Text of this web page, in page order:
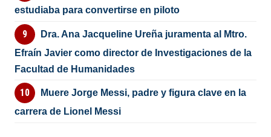
estudiaba para convertirse en piloto
Dra. Ana Jacqueline Ureña juramenta al Mtro.
Efraín Javier como director de Investigaciones de la
Facultad de Humanidades
Muere Jorge Messi, padre y figura clave en la
carrera de Lionel Messi